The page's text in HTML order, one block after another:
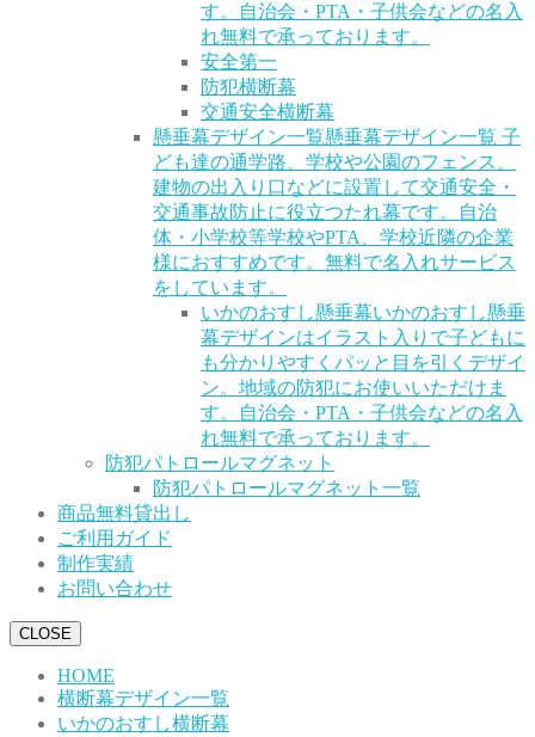
す。自治会・PTA・子供会などの名入
れ無料で承っております。
安全第一
防犯横断幕
交通安全横断幕
懸垂幕デザイン一覧懸垂幕デザイン一覧 子
ども達の通学路、学校や公園のフェンス、
建物の出入り口などに設置して交通安全・
交通事故防止に役立つたれ幕です。自治
体・小学校等学校やPTA、学校近隣の企業
様におすすめです。無料で名入れサービス
をしています。
いかのおすし懸垂幕いかのおすし懸垂
幕デザインはイラスト入りで子どもに
も分かりやすくパッと目を引くデザイ
ン。地域の防犯にお使いいただけま
す。自治会・PTA・子供会などの名入
れ無料で承っております。
防犯パトロールマグネット
防犯パトロールマグネット一覧
商品無料貸出し
ご利用ガイド
制作実績
お問い合わせ
CLOSE
HOME
横断幕デザイン一覧
いかのおすし横断幕